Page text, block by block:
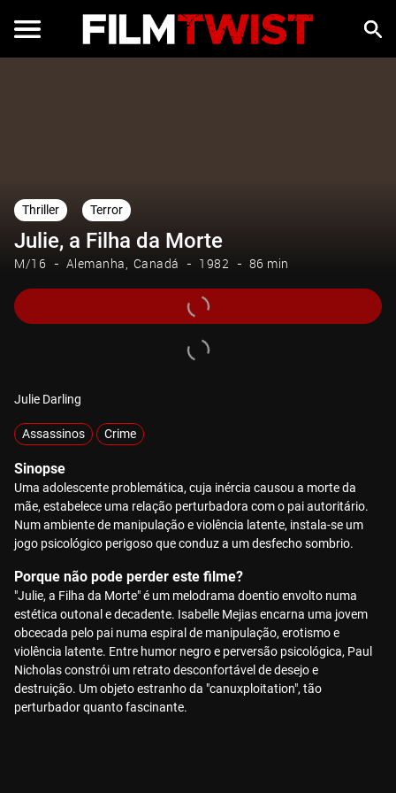
Thriller Terror
Julie, a Filha da Morte
M/16 Alemanha Canadá 1982 86 min
Julie Darling
Assassinos Crime
Sinopse
Uma adolescente problemática, cuja inércia causou a morte da
mãe, estabelece uma relação perturbadora com o pai autoritário.
Num ambiente de manipulação e violência latente, instala-se um
jogo psicológico perigoso que conduz a um desfecho sombrio.
Porque não pode perder este filme?
"Julie, a Filha da Morte" é um melodrama doentio envolto numa
estética outonal e decadente. Isabelle Mejias encarna uma jovem
obcecada pelo pai numa espiral de manipulação, erotismo e
violência latente. Entre humor negro e perversão psicológica, Paul
Nicholas constrói um retrato desconfortável de desejo e
destruição. Um objeto estranho da "canuxploitation", tão
perturbador quanto fascinante.